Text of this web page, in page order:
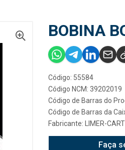
BOBINA
Código: 55584
Código NCM: 39202019
Código de Barras do
Código de Barras da
Fabricante:
LIMER-
Faça